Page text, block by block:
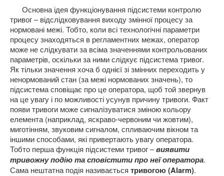
Основна ідея функціонування підсистеми контролю
тривог – відслідковування виходу змінної процесу за
нормовані межі. Тобто, коли всі технологічні параметри
процесу знаходяться в регламентних межах, оператор
може не слідкувати за всіма значеннями контрольованих
параметрів, оскільки за ними слідкує підсистема тривог.
Як тільки значення хоча б однієї зі змінних переходить у
ненормований стан (за межі нормованих значень), то
підсистема сповіщає про це оператора, щоб той звернув
на це увагу і по можливості усунув причину тривоги. Факт
появи тривоги може сигналізуватися зміною кольору
елемента (наприклад, яскраво-червоним чи жовтим),
миготінням, звуковим сигналом, спливаючим вікном та
іншими способами, які привертають увагу оператора.
Тобто перша функція підсистеми тривог –виявити
тривожну подію та сповістити про неї оператора.
Сама нештатна подія називається тривогою (Alarm).